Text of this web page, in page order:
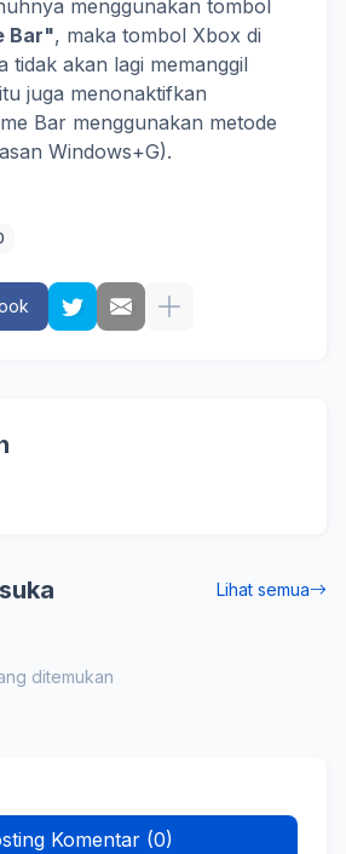
menggunakan tombol
Bar", maka tombol Xbox di
tidak akan lagi memanggil
juga menonaktifkan
Bar menggunakan metode
Windows+G).
Lihat semua
ditemukan
Komentar (0)